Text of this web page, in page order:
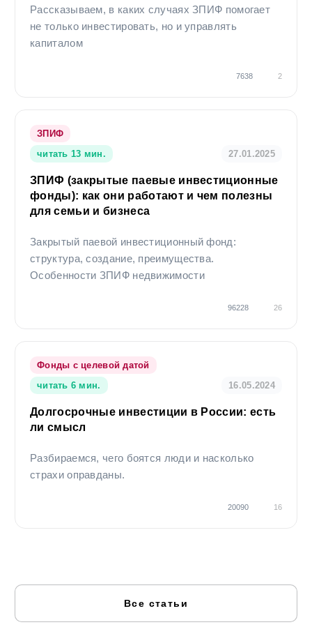
Рассказываем, в каких случаях ЗПИФ помогает
не только инвестировать, но и управлять
капиталом
7638 2
ЗПИФ
читать 13 мин.
27.01.2025
ЗПИФ (закрытые паевые инвестиционные
фонды): как они работают и чем полезны
для семьи и бизнеса
Закрытый паевой инвестиционный фонд:
структура, создание, преимущества.
Особенности ЗПИФ недвижимости
96228 26
Фонды с целевой датой
читать 6 мин.
16.05.2024
Долгосрочные инвестиции в России: есть
ли смысл
Разбираемся, чего боятся люди и насколько
страхи оправданы.
20090 16
Все статьи